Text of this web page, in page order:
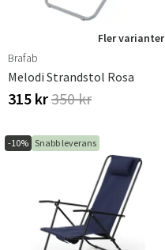
Fler varianter
Brafab
Melodi Strandstol Rosa
315 kr350 kr
-10% Snabb leverans